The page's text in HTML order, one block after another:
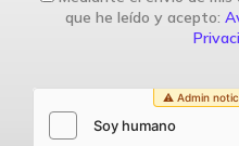
que he leído y acepto: